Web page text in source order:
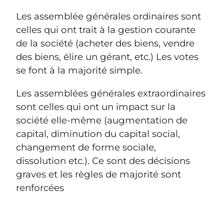
Les assemblée générales ordinaires sont
celles qui ont trait à la gestion courante
de la société (acheter des biens, vendre
des biens, élire un gérant, etc.) Les votes
se font à la majorité simple.
Les assemblées générales extraordinaires
sont celles qui ont un impact sur la
société elle-même (augmentation de
capital, diminution du capital social,
changement de forme sociale,
dissolution etc.). Ce sont des décisions
graves et les règles de majorité sont
renforcées